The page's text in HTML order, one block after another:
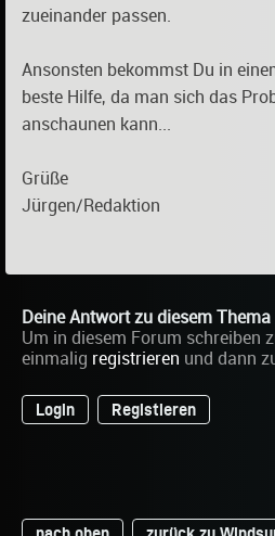
zueinander passen.
Ansonsten bekommst Du in
beste Hilfe, da man sich das
anschaunen kann...
Grüße
Jürgen/Redaktion
Deine Antwort zu diesem
Um in diesem Forum schreiben
einmalig registrieren und dann
Login Registieren